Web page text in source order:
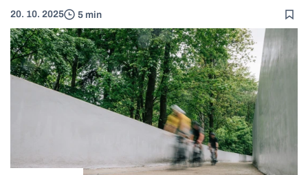
20. 10. 2025 5 min